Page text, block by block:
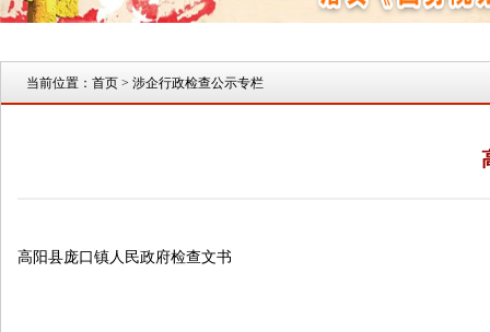
当前位置： 首页 > 涉企行政检查公示专栏
高阳县庞口镇人民政府检查文书